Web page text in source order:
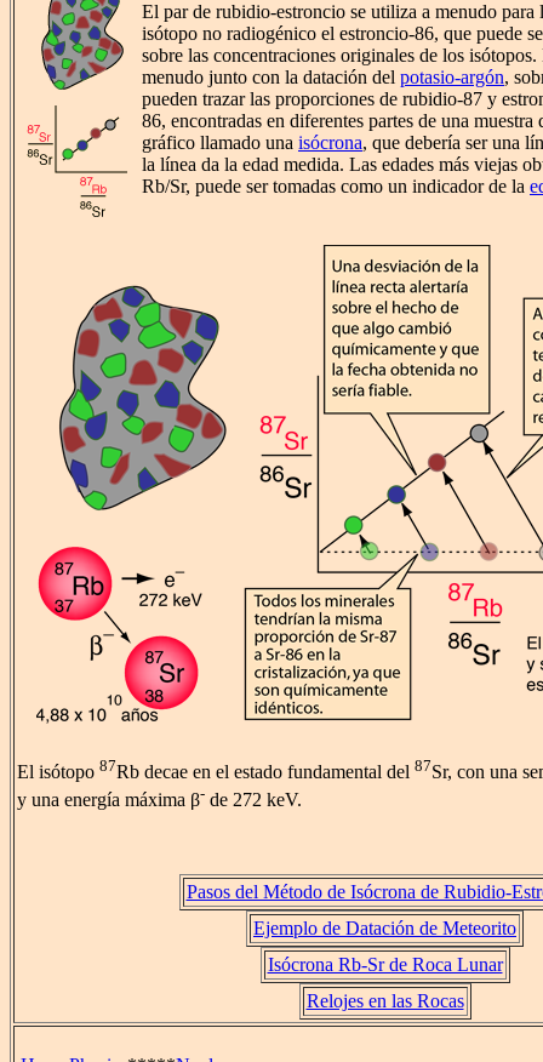
El par de rubidio-estroncio se utiliza a menudo para
isótopo no radiogénico el estroncio-86, que puede
sobre las concentraciones originales de los
menudo junto con la datación del potasio-argón,
pueden trazar las proporciones de rubidio-87 y
86, encontradas en diferentes partes de una muestra
gráfico llamado una isócrona, que debería ser una
la línea da la edad medida. Las edades más viejas
Rb/Sr, puede ser tomadas como un indicador de la
El isótopo 87Rb decae en el estado fundamental del 87Sr, con una
y una energía máxima β- de 272 keV.
Pasos del Método de Isócrona de Rubidio-
Ejemplo de Datación de Meteorito
Isócrona Rb-Sr de Roca Lunar
Relojes en las Rocas